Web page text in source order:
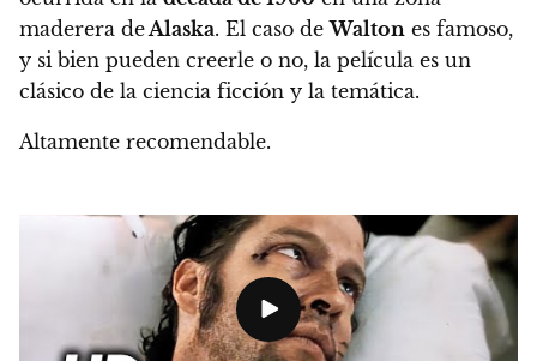
maderera deAlaska. El caso deWalton es famoso,
y si bien pueden creerle o no, la película es un
clásico de la ciencia ficción y la temática.
Altamente recomendable.